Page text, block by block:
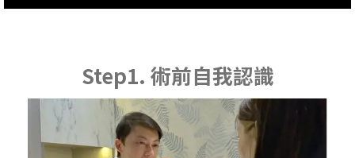
Step1. 術前自我認識